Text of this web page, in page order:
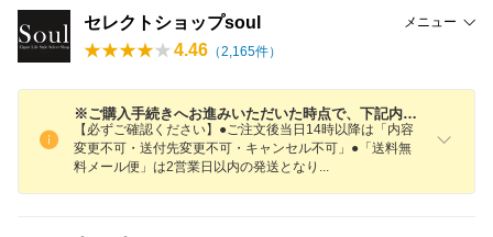
セレクトショップsoul メニュー
4.46 （2,165件）
※ご購入手続きへお進みいただいた時点で、下記内容にご同意いただいたものとさせていただきます。
【必ずご確認ください】●ご注文後当日14時以降は「内容
変更不可・送付先変更不可・キャンセル不可」●「送料無
料メール便」は2営業日以内の発送とな り